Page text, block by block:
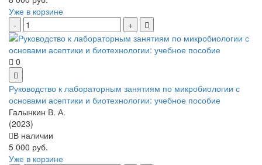
Уже в корзине
0
Руководство к лабораторным занятиям по микробиологии с
основами асептики и биотехнологии: учебное пособие
Галынкин В. А.
(2023)
В наличии
5 000 руб.
Уже в корзине